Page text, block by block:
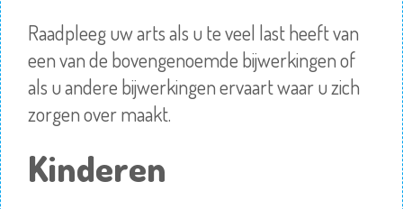
Raadpleeguw arts als u te veel last heeft van
een van de bovengenoemde bijwerkingen of
als u andere bijwerkingen ervaart waar u zich
zorgen over maakt.
Kinderen